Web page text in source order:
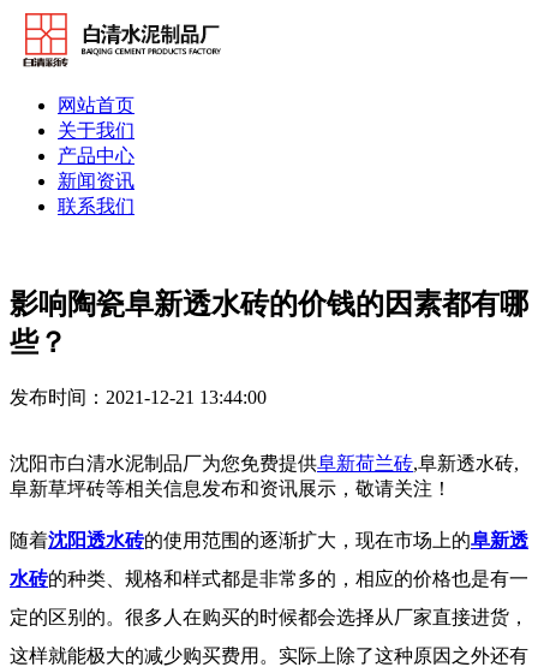
网站首页
关于我们
产品中心
新闻资讯
联系我们
影响陶瓷阜新透水砖的价钱的因素都有哪
些？
发布时间：2021-12-21 13:44:00
沈阳市白清水泥制品厂为您免费提供阜新荷兰砖,阜新透水砖,
阜新草坪砖等相关信息发布和资讯展示，敬请关注！
随着沈阳透水砖的使用范围的逐渐扩大，现在市场上的阜新透
水砖的种类、规格和样式都是非常多的，相应的价格也是有一
定的区别的。很多人在购买的时候都会选择从厂家直接进货，
这样就能极大的减少购买费用。实际上除了这种原因之外还有